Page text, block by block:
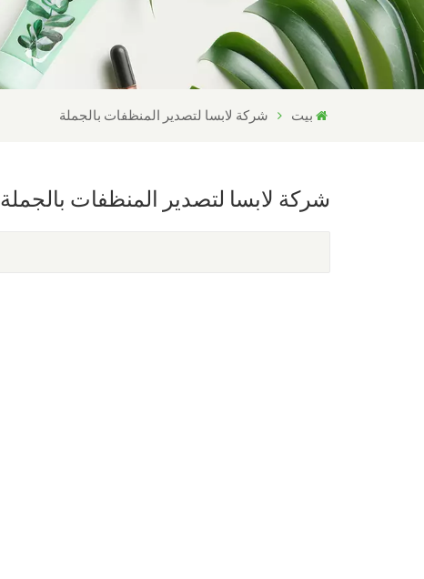
بيت شركة لابسا لتصدير المنظفات بالجملة
شركة لابسا لتصدير المنظفات بالجملة